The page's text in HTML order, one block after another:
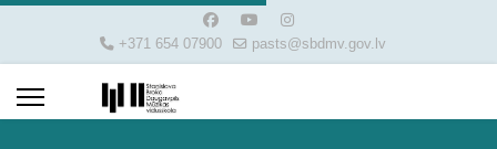
+371 654 07900 pasts@sbdmv.gov.lv